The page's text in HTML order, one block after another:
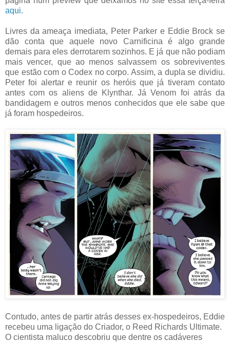
aqui.
Livres da ameaça imediata, Peter Parker e Eddie Brock se
dão conta que aquele novo Carnificina é algo grande
demais para eles derrotarem sozinhos. E já que não podiam
mais vencer, que ao menos salvassem os sobreviventes
que estão com o Codex no corpo. Assim, a dupla se dividiu.
Peter foi alertar e reunir os heróis que já tiveram contato
antes com os aliens de Klynthar. Já Venom foi atrás da
bandidagem e outros menos conhecidos que ele sabe que
já foram hospedeiros.
Contudo, antes de partir atrás desses ex-hospedeiros, Eddie
recebeu uma ligação do Criador, o Reed Richards Ultimate.
O cientista maluco descobriu que dentre os cadáveres